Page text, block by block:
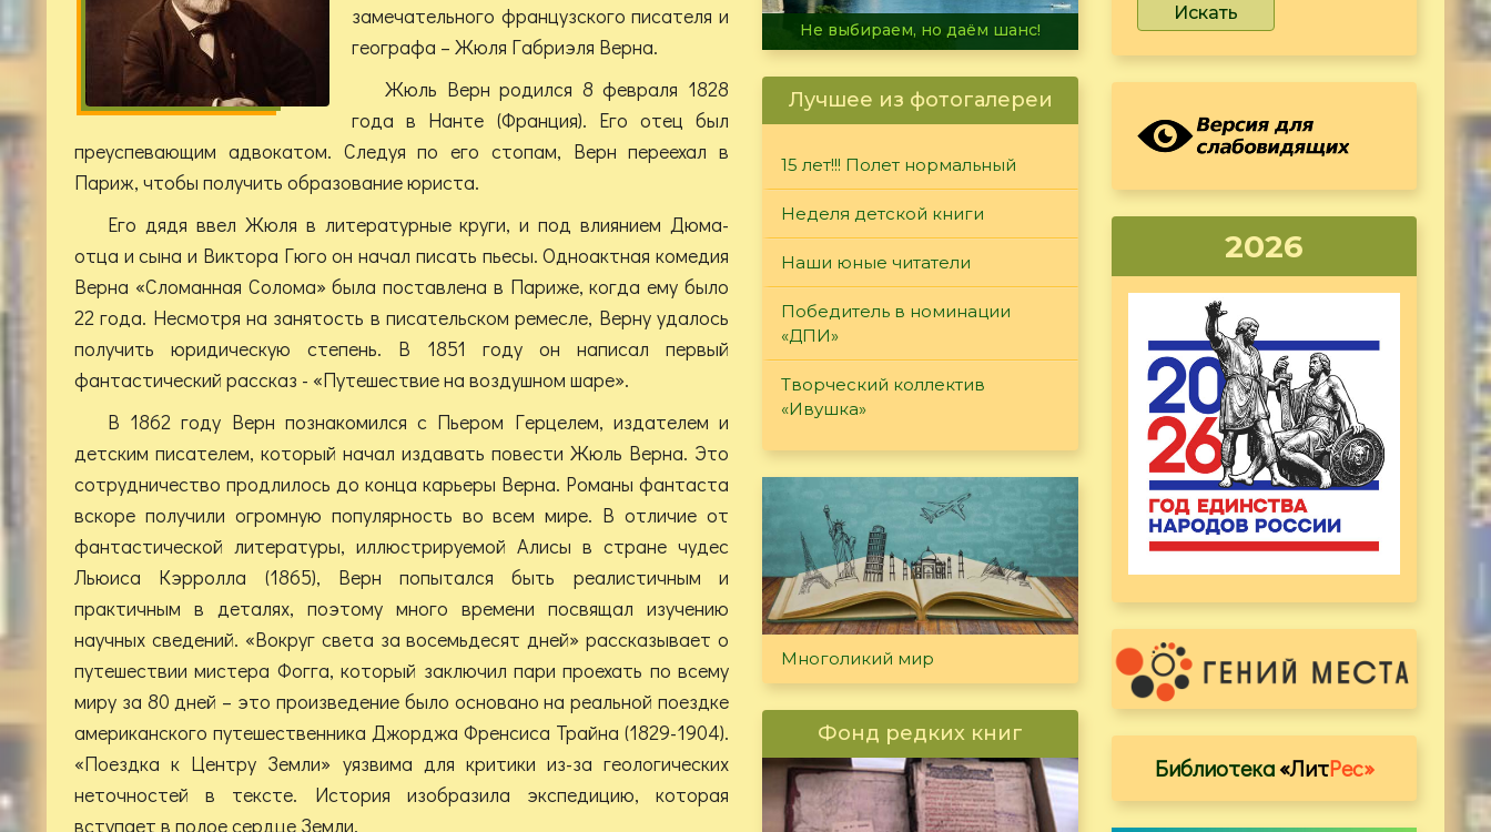
замечательного французского писателя и
географа – Жюля Габриэля Верна.
Жюль Верн родился 8 февраля 1828
года в Нанте (Франция). Его отец был
преуспевающим адвокатом. Следуя по его стопам, Верн переехал в
Париж, чтобы получить образование юриста.
Его дядя ввел Жюля в литературные круги, и под влиянием Дюма-
отца и сына и Виктора Гюго он начал писать пьесы. Одноактная комедия
Верна «Сломанная Солома» была поставлена в Париже, когда ему было
22 года. Несмотря на занятость в писательском ремесле, Верну удалось
получить юридическую степень. В 1851 году он написал первый
фантастический рассказ - «Путешествие на воздушном шаре».
В 1862 году Верн познакомился с Пьером Герцелем, издателем и
детским писателем, который начал издавать повести Жюль Верна. Это
сотрудничество продлилось до конца карьеры Верна. Романы фантаста
вскоре получили огромную популярность во всем мире. В отличие от
фантастической литературы, иллюстрируемой Алисы в стране чудес
Льюиса Кэрролла (1865), Верн попытался быть реалистичным и
практичным в деталях, поэтому много времени посвящал изучению
научных сведений. «Вокруг света за восемьдесят дней» рассказывает о
путешествии мистера Фогга, который заключил пари проехать по всему
миру за 80 дней – это произведение было основано на реальной поездке
американского путешественника Джорджа Френсиса Трайна (1829-1904).
«Поездка к Центру Земли» уязвима для критики из-за геологических
неточностей в тексте. История изобразила экспедицию, которая
вступает в полое сердце Земли.
В огне не горит, в воде не тонет
Лучшее из фотогалереи
15 лет!!! Полет нормальный
Неделя детской книги
Наши юные читатели
Победитель в номинации
«ДПИ»
Творческий коллектив
«Ивушка»
Многоликий мир
Фонд редких книг
Искать
2026
Библиотека«ЛитРес»